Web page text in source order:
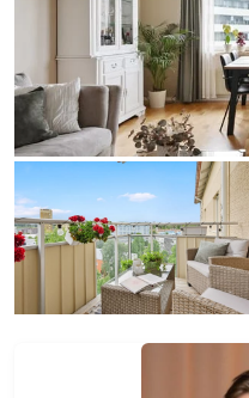
Stadgar
Årsredovisning 2025
Objektsbeskrivning